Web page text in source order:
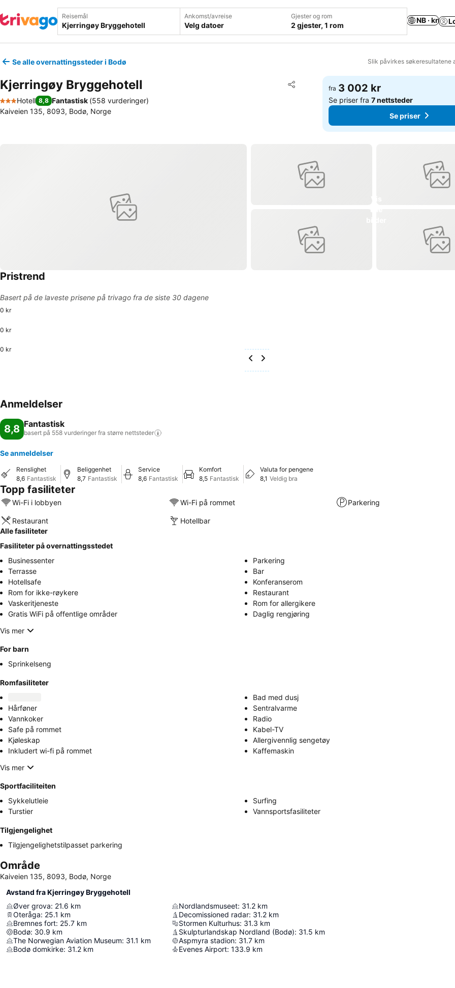
Reisemål Ankomst/avreise
Velg datoer
Gjester og rom
2 gjester, 1 rom
NB · kr
Se alle overnattingssteder i Bodø Slik påvirkes søkeresultatene
Kjerringøy Bryggehotell Del
Legg til i favoritter
3 Stjerner
Hotell 8,8 Fantastisk (558 vurderinger)
Kaiveien 135, 8093, Bodø, Norge
fra 3 002 kr
Se priser fra7 nettsteder
Se priser
Pristrend
Basert på de laveste prisene på trivago fra de siste 30 dagene
0 kr
0 kr
0 kr
Anmeldelser
8,8 Fantastisk
basert på 558 vurderinger fra større nettsteder
Se anmeldelser
Renslighet
8,6 Fantastisk
Beliggenhet
8,7 Fantastisk
Service
8,6 Fantastisk
Komfort
8,5 Fantastisk
Valuta for pengene
8,1 Veldig bra
Topp fasiliteter
Wi-Fi i lobbyen Wi-Fi på rommet Parkering
Restaurant
Hotellbar
Alle fasiliteter
Fasiliteter på overnattingsstedet
Businessenter
Parkering
Terrasse
Bar
Hotellsafe
Konferanserom
Rom for ikke-røykere
Restaurant
Vaskeritjeneste
Rom for allergikere
Gratis WiFi på offentlige områder
Daglig rengjøring
Vis mer
For barn
Sprinkelseng
Romfasiliteter
Bad med dusj
Hårføner
Sentralvarme
Vannkoker
Radio
Safe på rommet
Kabel-TV
Kjøleskap
Allergivennlig sengetøy
Inkludert wi-fi på rommet
Kaffemaskin
Vis mer
Sportfaciliteiten
Sykkelutleie
Surfing
Turstier
Vannsportsfasiliteter
Tilgjengelighet
Tilgjengelighetstilpasset parkering
Område
Kaiveien 135, 8093, Bodø, Norge
Avstand fra Kjerringøy Bryggehotell
Øver grova: 21.6 km
Oteråga: 25.1 km
Bremnes fort: 25.7 km
Bodø: 30.9 km
The Norwegian Aviation Museum: 31.1 km
Bodø domkirke: 31.2 km
Nordlandsmuseet: 31.2 km
Decomissioned radar: 31.2 km
Stormen Kulturhus: 31.3 km
Skulpturlandskap Nordland (Bodø): 31.5 km
Aspmyra stadion: 31.7 km
Evenes Airport: 133.9 km